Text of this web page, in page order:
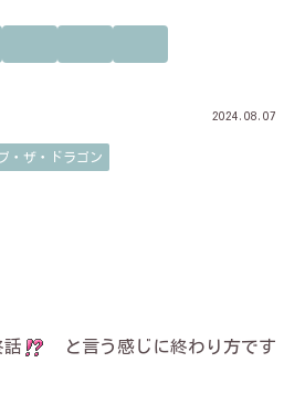
2024.08.07
・ザ・ドラゴン
話
と言う感じに終わり方です